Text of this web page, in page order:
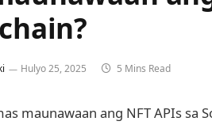
Hulyo 25, 2025 5 Mins Read
maunawaan ang NFT APIs sa